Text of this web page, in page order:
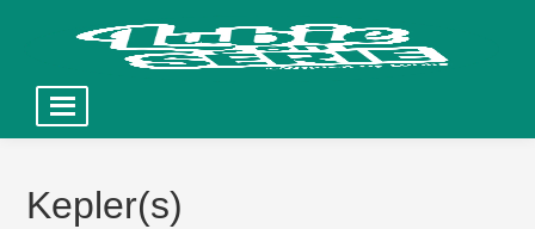
contentKepler(s)